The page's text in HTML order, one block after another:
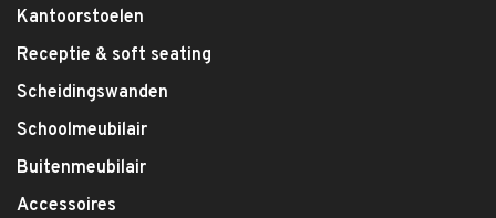
Kantoorstoelen
Receptie & soft seating
Scheidingswanden
Schoolmeubilair
Buitenmeubilair
Accessoires